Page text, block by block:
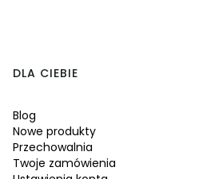
Linki w stopce
DLA CIEBIE
Blog
Nowe produkty
Przechowalnia
Twoje zamówienia